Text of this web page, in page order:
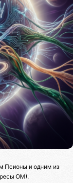
Псионы и одним из
ОМ).